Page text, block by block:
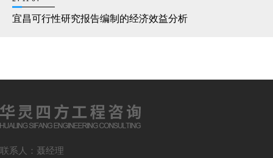
宜昌可行性研究报告编制的经济效益分析
联系人：聂经理